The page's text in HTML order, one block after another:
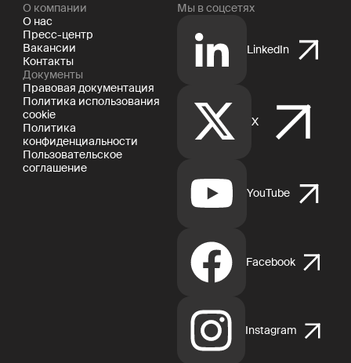
О компании
О нас
Пресс-центр
Вакансии
Контакты
Документы
Правовая документация
Политика использования
cookie
Политика
конфиденциальности
Пользовательское
соглашение
Мы в соцсетях
LinkedIn
X
YouTube
Facebook
Instagram